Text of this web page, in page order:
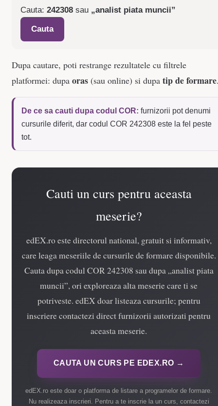
Cauta: 242308 sau „analist piata muncii”
Cauta
Dupa cautare, poti restrange rezultatele cu filtrele
platformei: dupa oras (sau online) si dupa tip de formare
De ce sa cauti dupa codul COR: furnizorii pot denumi
cursurile diferit, dar codul COR 242308 este la fel peste
tot.
Cauti un curs pentru aceasta
meserie?
edEX.ro este directorul national, gratuit si informativ,
care leaga meseriile de cursurile de formare disponibile.
Cauta dupa codul COR 242308 sau dupa „analist piata
muncii”, ori exploreaza alta meserie care ti se
potriveste. edEX doar listeaza cursurile; pentru
inscriere contactezi direct furnizorii autorizati pentru
aceasta meserie.
CAUTA UN CURS PE EDEX.RO →
edEX.ro este doar o platforma de listare a programelor de formare.
Nu realizeaza inscrieri. Pentru a te inscrie la un curs, contactezi